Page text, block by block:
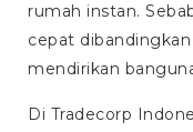
rumah instan.
cepat
mendirikan
Di Tradecorp